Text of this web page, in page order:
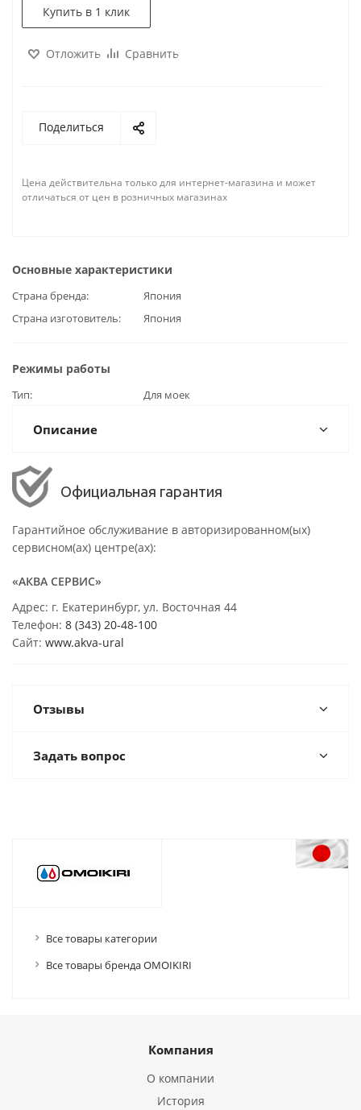
Купить в 1 клик
Отложить Сравнить
Поделиться
Цена действительна только для интернет-магазина и может
отличаться от цен в розничных магазинах
Основные характеристики
Страна бренда
Япония
Страна изготовитель
Япония
Режимы работы
Тип Для моек
Описание
Официальная гарантия
Гарантийное обслуживание в авторизированном(ых)
сервисном(ах) центре(ах):
«АКВА СЕРВИС»
Адрес: г. Екатеринбург, ул. Восточная 44
Телефон: 8 (343) 20-48-100
Сайт: www.akva-ural
Отзывы
Задать вопрос
Все товары категории
Все товары бренда OMOIKIRI
Компания
О компании
История